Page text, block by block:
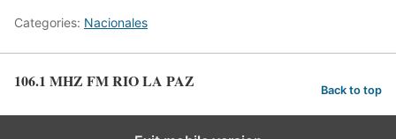
Categories: Nacionales
106.1 MHZ FM RIO LA PAZ Back to top